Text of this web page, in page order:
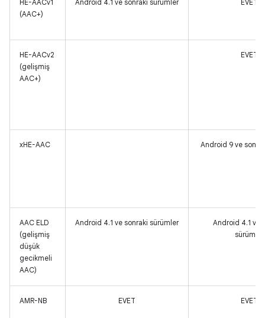
HE-AACv1
(AAC+)
Android 4.1 ve sonraki sürümler EVET
HE-AACv2
(gelişmiş
AAC+)
EVET
xHE-AAC Android 9 ve
AAC ELD
(gelişmiş
düşük
gecikmeli
AAC)
Android 4.1 ve sonraki sürümler
Android 4.1 ve
sürümler
AMR-NB EVET EVET